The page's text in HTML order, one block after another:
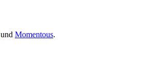
und Momentous.